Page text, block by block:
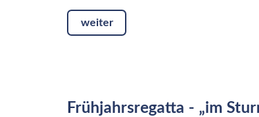
weiter
Frühjahrsregatta - „im